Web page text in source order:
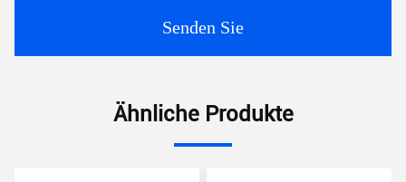
Senden Sie
Ähnliche Produkte